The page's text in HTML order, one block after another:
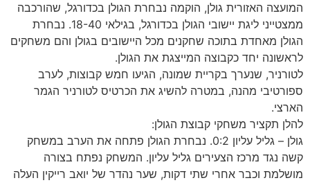
המועצה האזורית גולן, הוקמה נבחרת הגולן בכדורגל, שהורכבה
ממצטייני ליגת יישובי הגולן בכדורגל, בגילאי 18-40. נבחרת
הגולן מאחדת בתוכה שחקנים מכל היישובים בגולן והם משחקים
לראשונה יחד כקבוצה המייצגת את הגולן.
לטורניר, שנערך בקריית שמונה, הגיעו חמש קבוצות, לערב
ספורטיבי מהנה, במטרה להשיג את הכרטיס לטורניר הגמר
הארצי.
להלן תקציר משחקי קבוצת הגולן:
גולן – גליל עליון 0:2. נבחרת הגולן פתחה את הערב במשחק
קשה נגד מרכז הצעירים גליל עליון. המשחק נפתח בצורה
מושלמת וכבר אחרי שתי דקות, שער נהדר של יואב רייקין העלה